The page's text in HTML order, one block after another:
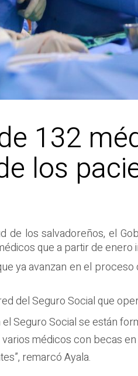
132
los
los salvadoreños, el
que a partir de
ya avanzan en el
del Seguro Social que
Seguro Social se están
médicos con becas
remarcó Ayala.